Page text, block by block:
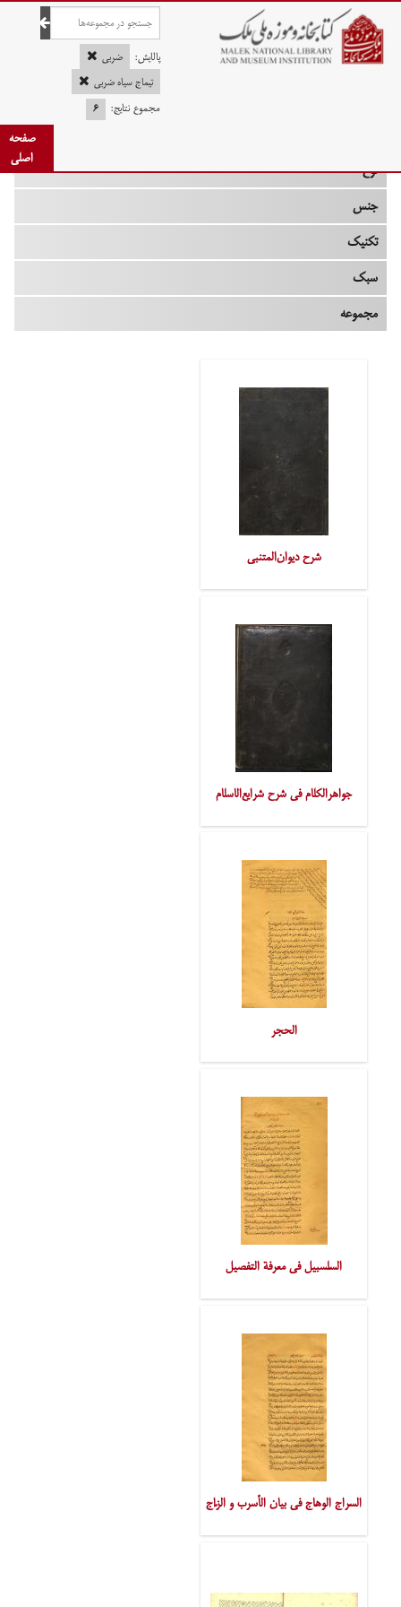
صفحه اصلی
پالایش:
ضربی
تیماج سیاه ضربی
مجموع نتایج:
۶
صفحه
اصلی
نوع
جنس
تکنیک
سبک
مجموعه
شرح دیوان‌المتنبی
جواهرالکلام فی شرح شرایع‌الاسلام
الحجر
السّلسبیل فی معرفة التّفصیل
السّراج الوهّاج فی بیان الأسرب و الزّاج